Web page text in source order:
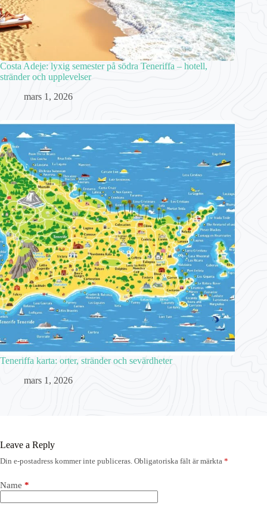
Costa Adeje: lyxig semester på södra Teneriffa – hotell,
stränder och upplevelser
mars 1, 2026
Teneriffa karta: orter, stränder och sevärdheter
mars 1, 2026
Leave a Reply
Din e-postadress kommer inte publiceras. Obligatoriska fält är märkta *
Name *